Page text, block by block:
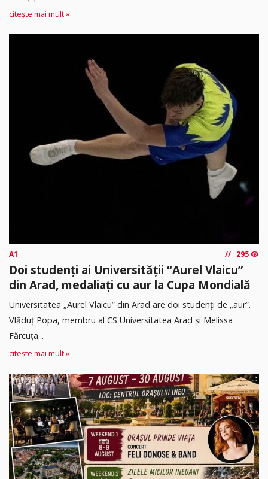
citește mai mult »
A1 295
Doi studenți ai Universității “Aurel Vlaicu”
din Arad, medaliați cu aur la Cupa Mondială
Universitatea „Aurel Vlaicu” din Arad are doi studenți de „aur”.
Vlăduț Popa, membru al CS Universitatea Arad și Melissa
Fărcuța...
citește mai mult »